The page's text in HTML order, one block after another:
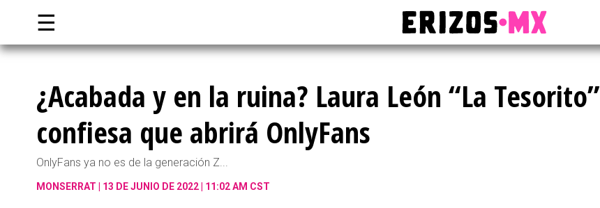
☰
¿Acabada y en la ruina? Laura León “La Tesorito”
confiesa que abrirá OnlyFans
OnlyFans ya no es de la generación Z...
MONSERRAT 13 DE JUNIO DE 2022 | 11:02 AM CST